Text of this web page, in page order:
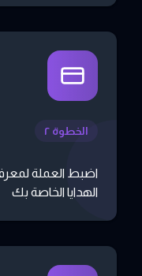
الخطوة ٢
اضبط العملة
الهدايا الخاصة بك